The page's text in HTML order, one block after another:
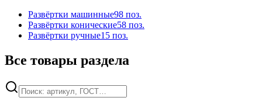
Развёртки машинные98 поз.
Развёртки конические58 поз.
Развёртки ручные15 поз.
Все товары раздела